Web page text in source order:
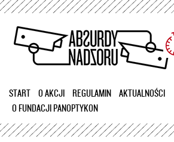
Przejdź
treści
START O AKCJI REGULAMIN
AKTUALNOŚCI
O FUNDACJI PANOPTYKON